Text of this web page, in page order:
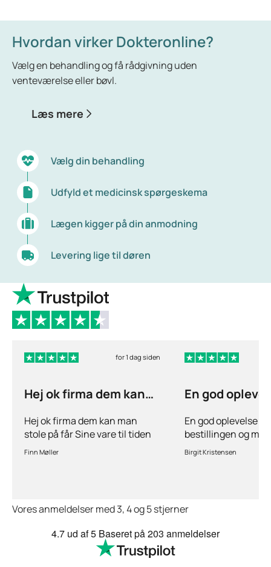
Hvordan virker Dokteronline?
Vælg en behandling og få rådgivning uden
venteværelse eller bøvl.
Læs mere
Vælg din behandling
Udfyld et medicinsk spørgeskema
Lægen kigger på din anmodning
Levering lige til døren
for 1 dag siden
Hej ok firma dem kan
Hej ok firma dem kan man
stole på får Sine vare til tiden
hurtig levering inden for 2
Finn Møller
En god
En god oplevelse
bestillingen og
stille spørgsmål
behov for
Birgit Kristensen
Vores anmeldelser med 3, 4 og 5 stjerner
4.7 ud af 5 Baseret på203 anmeldelser